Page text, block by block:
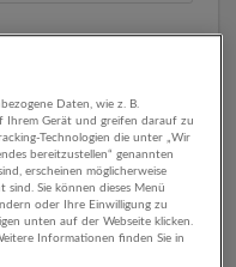
Daten, wie z. B.
Ihrem Gerät und greifen darauf zu
Technologien die unter „Wir
bereitzustellen“ genannten
erscheinen möglicherweise
sind. Sie können dieses Menü
oder Ihre Einwilligung zu
unten auf der Webseite klicken.
Informationen finden Sie in